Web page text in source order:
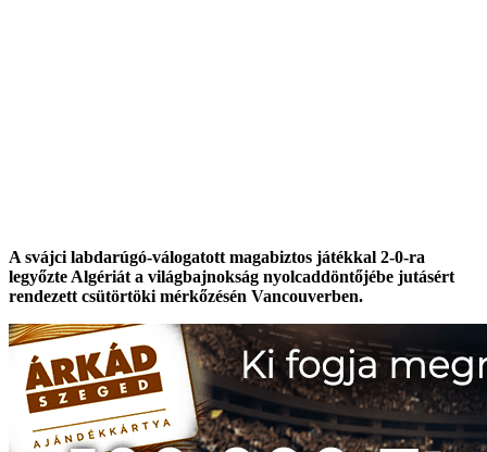
A svájci labdarúgó-válogatott magabiztos játékkal 2-0-ra
legyőzte Algériát a világbajnokság nyolcaddöntőjébe jutásért
rendezett csütörtöki mérkőzésén Vancouverben.